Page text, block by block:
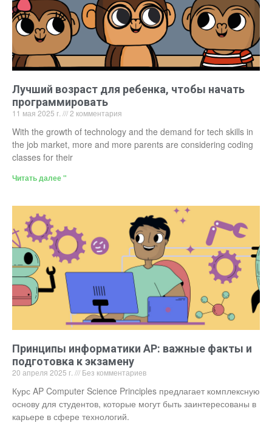
Лучший возраст для ребенка, чтобы начать
программировать
11 мая 2025 г. 2 комментария
With the growth of technology and the demand for tech skills in
the job market, more and more parents are considering coding
classes for their
Читать далее "
Принципы информатики AP: важные факты и
подготовка к экзамену
20 апреля 2025 г. Без комментариев
Курс AP Computer Science Principles предлагает комплексную
основу для студентов, которые могут быть заинтересованы в
карьере в сфере технологий.